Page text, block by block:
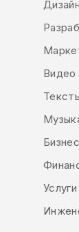
Дизайн
Видео
Бизнес